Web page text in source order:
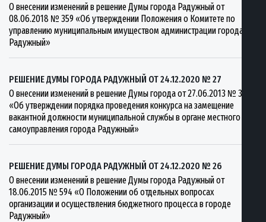
О внесении изменений в решение Думы города Радужный от
08.06.2018 № 359 «Об утверждении Положения о Комитете по
управлению муниципальным имуществом администрации города
Радужный»
РЕШЕНИЕ ДУМЫ ГОРОДА РАДУЖНЫЙ ОТ 24.12.2020 № 27
О внесении изменений в решение Думы города от 27.06.2013 № 393
«Об утверждении порядка проведения конкурса на замещение
вакантной должности муниципальной службы в органе местного
самоуправления города Радужный»
РЕШЕНИЕ ДУМЫ ГОРОДА РАДУЖНЫЙ ОТ 24.12.2020 № 26
О внесении изменений в решение Думы города Радужный от
18.06.2015 № 594 «О Положении об отдельных вопросах
организации и осуществления бюджетного процесса в городе
Радужный»